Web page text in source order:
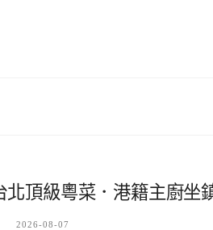
北頂級粵菜．港籍主廚坐
2026-08-07